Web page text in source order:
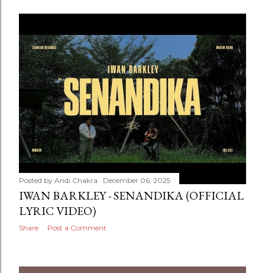
Posted by Andi Chakra December 06, 2025
IWAN BARKLEY - SENANDIKA (OFFICIAL
LYRIC VIDEO)
Share Post a Comment